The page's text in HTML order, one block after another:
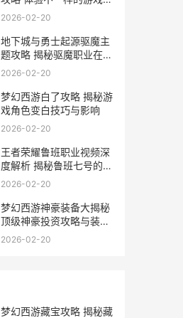
趣
2026-02-20
地下城与勇士起源驱魔主
题攻略 揭秘驱魔职业在游
戏中的崛起之路
2026-02-20
梦幻西游白了攻略 揭秘游
戏角色变白技巧与影响
2026-02-20
王者荣耀鲁班职业视频深
度解析 揭秘鲁班七号的技
能与战术运用
2026-02-20
梦幻西游神豪装备大揭秘
顶级神豪投资攻略与装备
价格分析
2026-02-20
梦幻西游藏宝攻略 揭秘藏